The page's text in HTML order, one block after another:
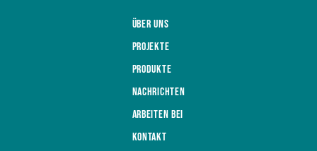
Über uns
Projekte
Produkte
Nachrichten
Arbeiten bei
Kontakt